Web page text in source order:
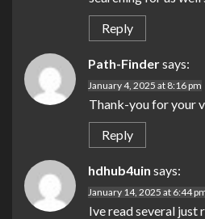
Reply
Path-Findersays:
January 4, 2025 at 8:16 pm
Thank-you for your
Reply
hdhub4uin says:
January 14, 2025 at 6:44
Ive read several